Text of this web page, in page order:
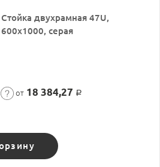
Стойка двухрамная 47U,
600x1000, серая
от 18 384,27 Р